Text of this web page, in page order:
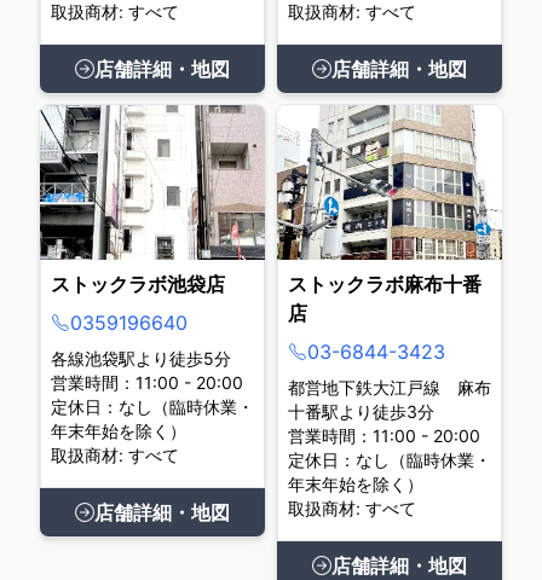
取扱商材: すべて
店舗詳細・地図
取扱商材: すべて
店舗詳細・地図
ストックラボ池袋店
0359196640
各線池袋駅より徒歩5分
営業時間：11:00 - 20:00
定休日：なし（臨時休業・
年末年始を除く）
取扱商材: すべて
店舗詳細・地図
ストックラボ麻布十番
店
03-6844-3423
都営地下鉄大江戸線 麻布
十番駅より徒歩3分
営業時間：11:00 - 20:00
定休日：なし（臨時休業・
年末年始を除く）
取扱商材: すべて
店舗詳細・地図